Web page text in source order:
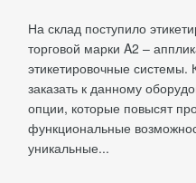
На склад поступило
торговой марки A2 –
этикетировочные
заказать к данному
опции, которые повысят
функциональные
уникальные...